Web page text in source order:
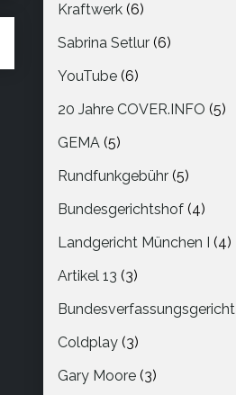
Kraftwerk (6)
Sabrina Setlur (6)
YouTube (6)
20 Jahre COVER.INFO (5)
GEMA (5)
Rundfunkgebühr (5)
Bundesgerichtshof (4)
Landgericht München I
(4)
Artikel 13 (3)
Bundesverfassungsgericht
Coldplay (3)
Gary Moore (3)